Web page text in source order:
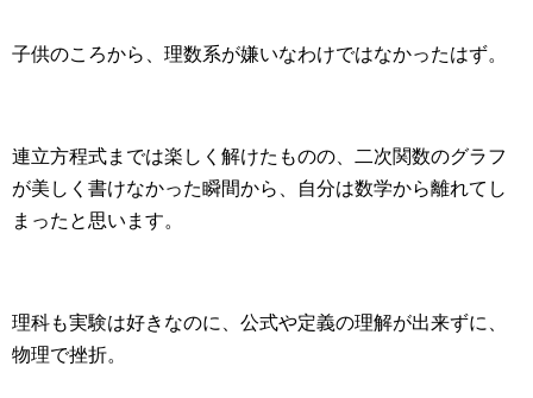
子供のころから、理数系が嫌いなわけではなかったはず。
連立方程式までは楽しく解けたものの、二次関数のグラフ
が美しく書けなかった瞬間から、自分は数学から離れてし
まったと思います。
理科も実験は好きなのに、公式や定義の理解が出来ずに、
物理で挫折。